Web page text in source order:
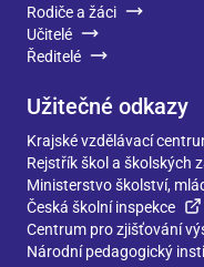
Rodiče a žáci
Učitelé
Ředitelé
Užitečné odkazy
Krajské vzdělávací
Rejstřík škol a školských
Ministerstvo školství,
Česká školní inspekce
Centrum pro zjišťování
Národní pedagogický